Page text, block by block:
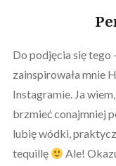
Do podjęcia się tego
zainspirowała mnie
Instagramie. Ja
brzmieć conajmniej
lubię wódki,
tequillę
Ale!